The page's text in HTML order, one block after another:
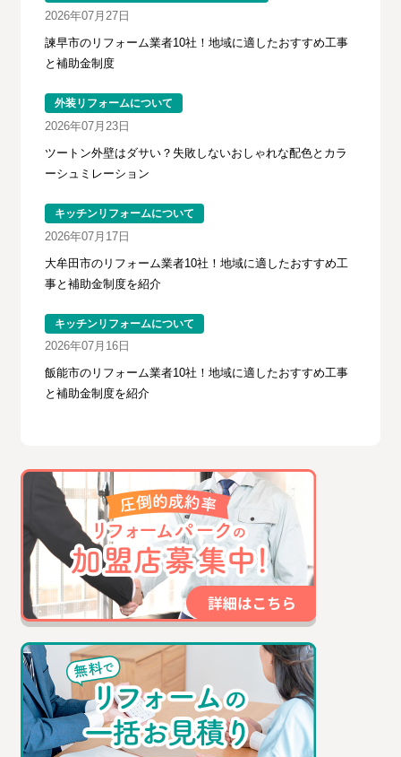
2026年07月27日
諫早市のリフォーム業者10社！地域に適したおすすめ工事
と補助金制度
外装リフォームについて
2026年07月23日
ツートン外壁はダサい？失敗しないおしゃれな配色とカラ
ーシュミレーション
キッチンリフォームについて
2026年07月17日
大牟田市のリフォーム業者10社！地域に適したおすすめ工
事と補助金制度を紹介
キッチンリフォームについて
2026年07月16日
飯能市のリフォーム業者10社！地域に適したおすすめ工事
と補助金制度を紹介